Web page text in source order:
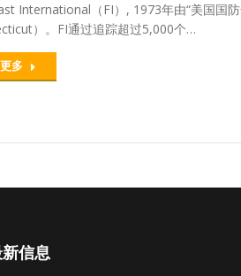
International（FI）, 1973年由“美国国
）。FI通过追踪超过5,000个…
多
信息